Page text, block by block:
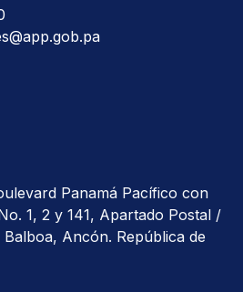
Panamá Pacífico con
1, 2 y 141, Apartado Postal /
Ancón. República de